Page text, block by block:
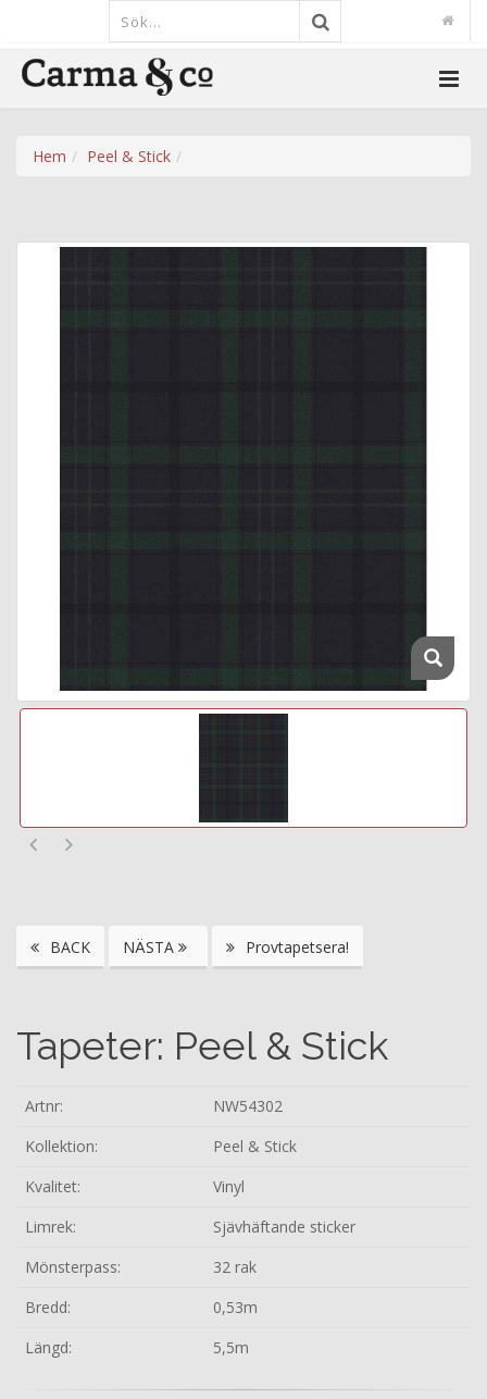
Hem Peel & Stick
BACK NÄSTA Provtapetsera!
Tapeter: Peel & Stick
Artnr:
NW54302
Kollektion:
Peel & Stick
Kvalitet:
Vinyl
Limrek:
Sjävhäftande sticker
Mönsterpass:
32 rak
Bredd:
0,53m
Längd:
5,5m